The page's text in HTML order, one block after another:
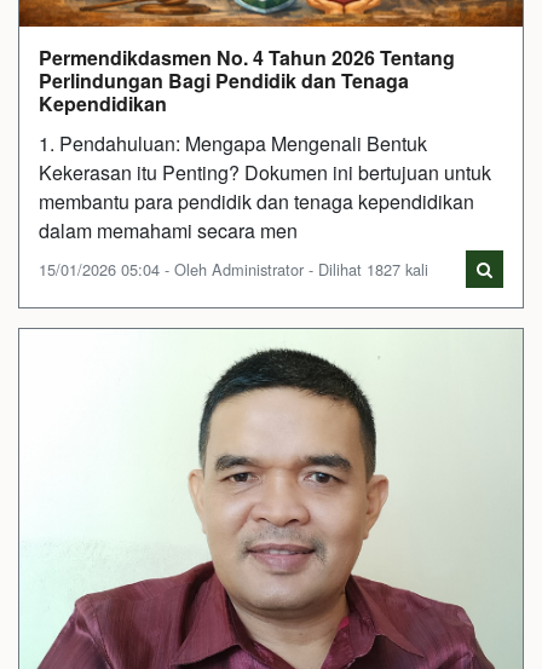
Permendikdasmen No. 4 Tahun 2026 Tentang
Perlindungan Bagi Pendidik dan Tenaga
Kependidikan
1. Pendahuluan: Mengapa Mengenali Bentuk
Kekerasan itu Penting? Dokumen ini bertujuan untuk
membantu para pendidik dan tenaga kependidikan
dalam memahami secara men
15/01/2026 05:04 - Oleh Administrator - Dilihat 1827 kali